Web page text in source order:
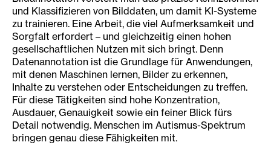
und Klassifizieren von Bilddaten, um damit KI-Systeme
zu trainieren. Eine Arbeit, die viel Aufmerksamkeit und
Sorgfalt erfordert – und gleichzeitig einen hohen
gesellschaftlichen Nutzen mit sich bringt. Denn
Datenannotation ist die Grundlage für Anwendungen,
mit denen Maschinen lernen, Bilder zu erkennen,
Inhalte zu verstehen oder Entscheidungen zu treffen.
Für diese Tätigkeiten sind hohe Konzentration,
Ausdauer, Genauigkeit sowie ein feiner Blick fürs
Detail notwendig. Menschen im Autismus-Spektrum
bringen genau diese Fähigkeiten mit.